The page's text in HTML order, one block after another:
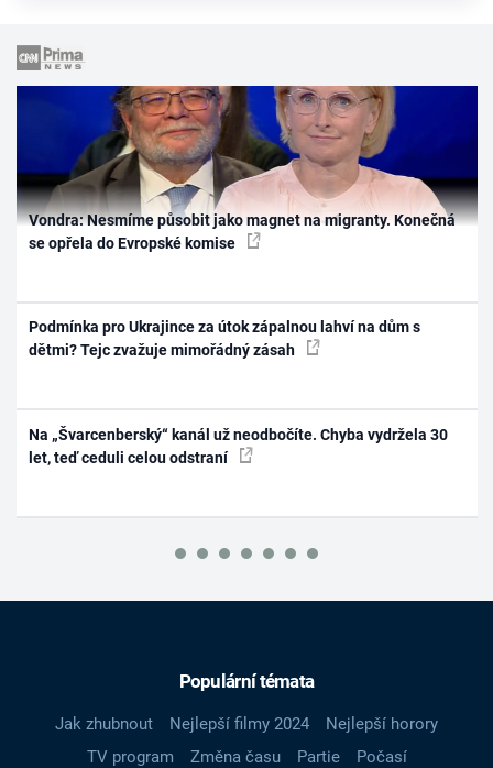
Vondra: Nesmíme působit jako magnet na migranty. Konečná
se opřela do Evropské komise
Podmínka pro Ukrajince za útok zápalnou lahví na dům s
dětmi? Tejc zvažuje mimořádný zásah
Na „Švarcenberský“ kanál už neodbočíte. Chyba vydržela 30
let, teď ceduli celou odstraní
Populární témata
Jak zhubnout Nejlepší filmy 2024
Nejlepší horory
TV program
Změna času Partie
Počasí